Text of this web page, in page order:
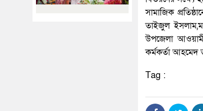
সামাজিক
তাইজুল
উপজেলা
কর্মকর্তা আহমেদ
Tag :